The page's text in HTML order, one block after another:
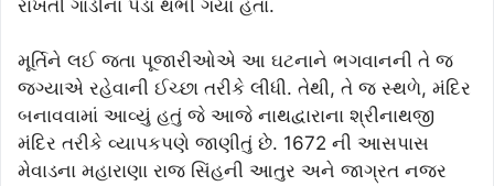
રાખતી ગાડીના પૈડા થંભી ગયા હતા.
મૂર્તિને લઈ જતા પૂજારીઓએ આ ઘટનાને ભગવાનની તે જ
જગ્યાએ રહેવાની ઈચ્છા તરીકે લીધી. તેથી, તે જ સ્થળે, મંદિર
બનાવવામાં આવ્યું હતું જે આજે નાથદ્વારાના શ્રીનાથજી
મંદિર તરીકે વ્યાપકપણે જાણીતું છે. 1672 ની આસપાસ
મેવાડના મહારાણા રાજ સિંહની આતુર અને જાગ્રત નજર